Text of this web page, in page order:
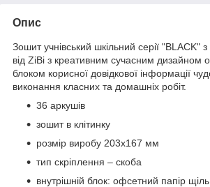
Опис
Зошит учнівський шкільний серії "BLACK" з
від ZiBi з креативним сучасним дизайном
блоком корисної довідкової інформації
виконання класних та домашніх робіт.
36 аркушів
зошит в клітинку
розмір виробу 203х167 мм
тип скріплення – скоба
внутрішній блок: офсетний папір